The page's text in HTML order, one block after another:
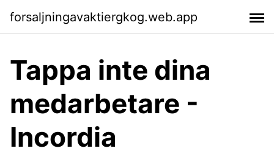
forsaljningavaktiergkog.web.app
Tappa inte dina
medarbetare -
Incordia